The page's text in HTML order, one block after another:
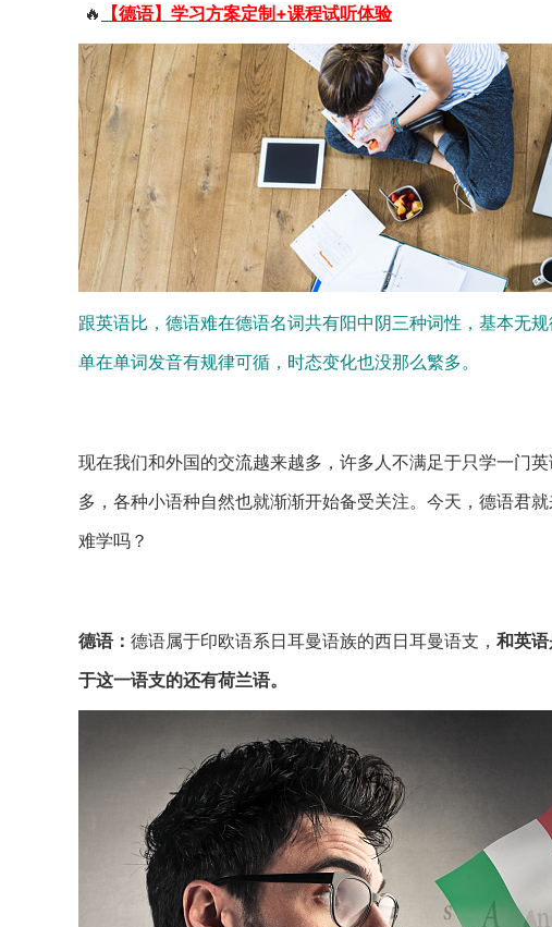
🔥 【德语】学习方案定制+课程试听体验
跟英语比，德语难在德语名词共有阳中阴三种词性，基本无
单在单词发音有规律可循，时态变化也没那么繁多。
现在我们和外国的交流越来越多，许多人不满足于只学一门
多，各种小语种自然也就渐渐开始备受关注。今天，德语君
难学吗？
德语： 德语属于印欧语系日耳曼语族的西日耳曼语支， 和英
于这一语支的还有荷兰语。